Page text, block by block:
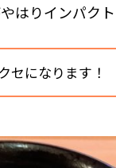
はりインパクト
クセになります！